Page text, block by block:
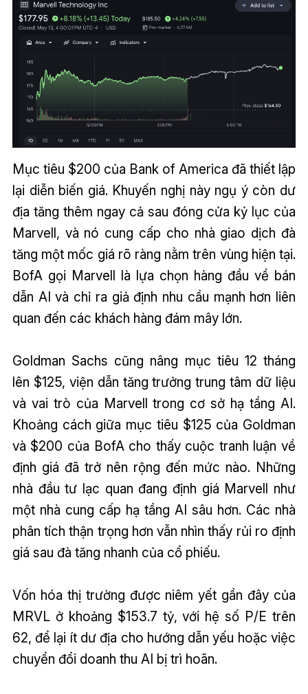
Mục tiêu $200 của Bank of America đã thiết lập
lại diễn biến giá. Khuyến nghị này ngụ ý còn dư
địa tăng thêm ngay cả sau đóng cửa kỷ lục của
Marvell, và nó cung cấp cho nhà giao dịch đà
tăng một mốc giá rõ ràng nằm trên vùng hiện tại.
BofA gọi Marvell là lựa chọn hàng đầu về bán
dẫn AI và chỉ ra giả định nhu cầu mạnh hơn liên
quan đến các khách hàng đám mây lớn.
Goldman Sachs cũng nâng mục tiêu 12 tháng
lên $125, viện dẫn tăng trưởng trung tâm dữ liệu
và vai trò của Marvell trong cơ sở hạ tầng AI.
Khoảng cách giữa mục tiêu $125 của Goldman
và $200 của BofA cho thấy cuộc tranh luận về
định giá đã trở nên rộng đến mức nào. Những
nhà đầu tư lạc quan đang định giá Marvell như
một nhà cung cấp hạ tầng AI sâu hơn. Các nhà
phân tích thận trọng hơn vẫn nhìn thấy rủi ro định
giá sau đà tăng nhanh của cổ phiếu.
Vốn hóa thị trường được niêm yết gần đây của
MRVL ở khoảng $153.7 tỷ, với hệ số P/E trên
62, để lại ít dư địa cho hướng dẫn yếu hoặc việc
chuyển đổi doanh thu AI bị trì hoãn.